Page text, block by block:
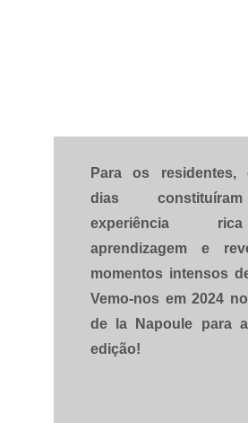
Para os residentes,
dias
experiência
aprendizagem e
momentos intensos
Vemo-nos em 2024
de la Napoule para
edição!